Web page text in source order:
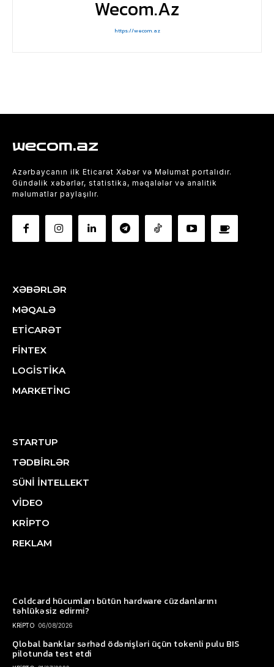
Wecom.az
https://wecom.az
wecom.az
Azərbaycanın ilk Eticarət Xəbər və Məlumat portalıdır.
Gündəlik xəbərlər, statistika, məqalələr və analitik
məlumatlar paylaşılır.
XƏBƏRLƏR
MƏQALƏ
ETİCARƏT
FİNTEX
LOGİSTİKA
MARKETİNG
STARTUP
TƏDBİRLƏR
SÜNİ İNTELLEKT
VİDEO
KRİPTO
REKLAM
Coldcard hücumları bütün hardware cüzdanlarını
təhlükəsiz edirmi?
KRİPTO 06/08/2026
Qlobal banklar sərhəd ödənişləri üçün tokenli pulu BIS
pilotunda test etdi